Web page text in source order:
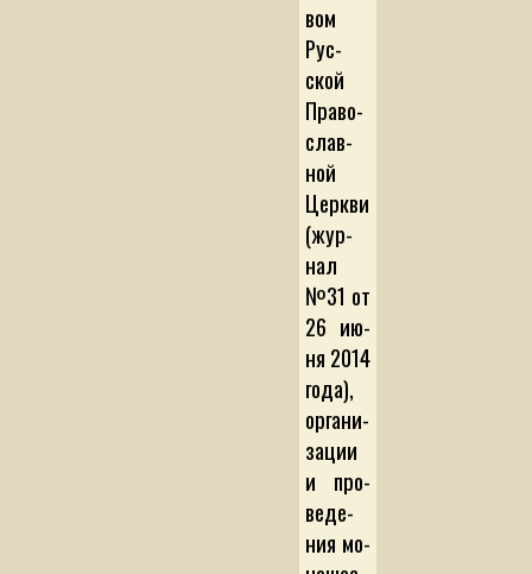
вом
Рус­
ской
Пра­во­
слав­
ной
Цер­к­ви
(жур­
нал
№31 от
26 ию­
ня 2014
го­да),
ор­га­ни­
за­ции
и про­
ве­де­
ния мо­